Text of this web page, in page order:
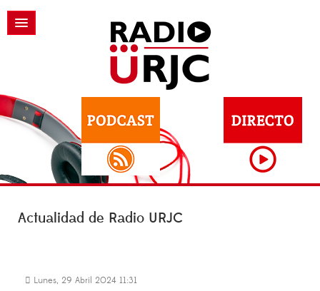
Actualidad de Radio URJC
Lunes, 29 Abril 2024 11:31